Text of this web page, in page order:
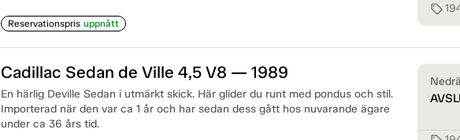
Reservationspris uppnått
sell
Cadillac Sedan de Ville 4,5 V8 — 1989
En härlig Deville Sedan i utmärkt skick. Här glider du runt med pondus och stil.
Importerad när den var ca 1 år och har sedan dess gått hos nuvarande ägare
under ca 36 års tid.